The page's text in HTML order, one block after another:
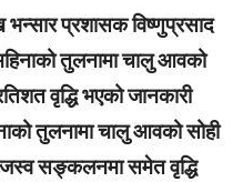
भन्सार प्रशासक विष्णुप्रसाद
तुलनामा चालु आवको
वृद्धि भएको जानकारी
तुलनामा चालु आवको सोही
सङ्कलनमा समेत वृद्धि